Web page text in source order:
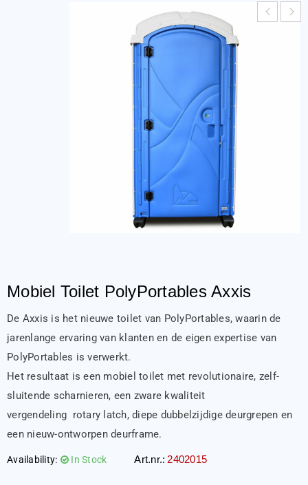
Mobiel Toilet PolyPortables Axxis
De Axxis is het nieuwe toilet van PolyPortables, waarin de
jarenlange ervaring van klanten en de eigen expertise van
PolyPortables is verwerkt.
Het resultaat is een mobiel toilet met revolutionaire, zelf-
sluitende scharnieren, een zware kwaliteit
vergendeling rotary latch, diepe dubbelzijdige deurgrepen en
een nieuw-ontworpen deurframe.
Availability: In Stock Art.nr.: 2402015